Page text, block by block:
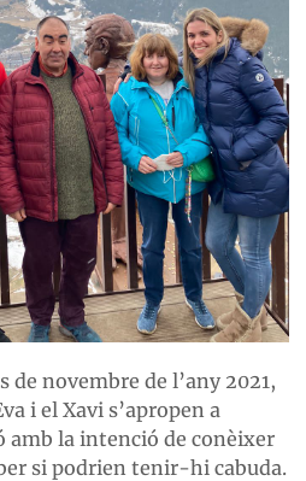
de novembre de l’any 2021,
i el Xavi s’apropen a
amb la intenció de conèixer
si podrien tenir-hi cabuda.